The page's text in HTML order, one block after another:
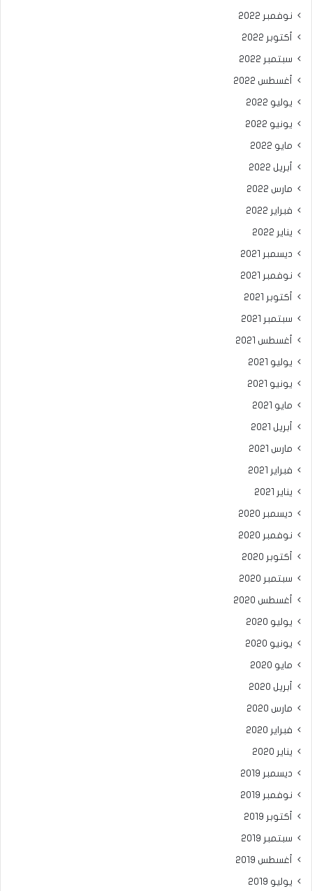
نوفمبر 2022
أكتوبر 2022
سبتمبر 2022
أغسطس 2022
يوليو 2022
يونيو 2022
مايو 2022
أبريل 2022
مارس 2022
فبراير 2022
يناير 2022
ديسمبر 2021
نوفمبر 2021
أكتوبر 2021
سبتمبر 2021
أغسطس 2021
يوليو 2021
يونيو 2021
مايو 2021
أبريل 2021
مارس 2021
فبراير 2021
يناير 2021
ديسمبر 2020
نوفمبر 2020
أكتوبر 2020
سبتمبر 2020
أغسطس 2020
يوليو 2020
يونيو 2020
مايو 2020
أبريل 2020
مارس 2020
فبراير 2020
يناير 2020
ديسمبر 2019
نوفمبر 2019
أكتوبر 2019
سبتمبر 2019
أغسطس 2019
يوليو 2019